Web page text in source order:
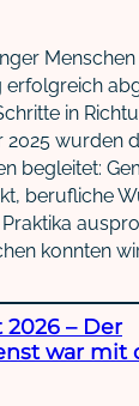
erfolgreich
in
2025 wurden
begleitet:
berufliche
konnten
– Der
war mit